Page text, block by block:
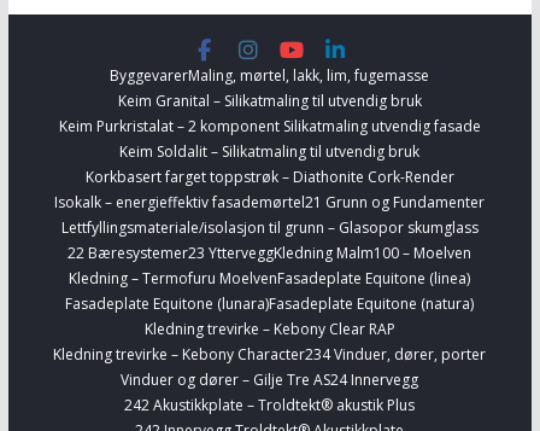
ByggevarerMaling, mørtel, lakk, lim, fugemasse
Keim Granital – Silikatmaling til utvendig bruk
Keim Purkristalat – 2 komponent Silikatmaling utvendig fasade
Keim Soldalit – Silikatmaling til utvendig bruk
Korkbasert farget toppstrøk – Diathonite Cork-Render
Isokalk – energieffektiv fasademørtel21 Grunn og Fundamenter
Lettfyllingsmateriale/isolasjon til grunn – Glasopor skumglass
22 Bæresystemer23 YtterveggKledning Malm100 – Moelven
Kledning – Termofuru MoelvenFasadeplate Equitone (linea)
Fasadeplate Equitone (lunara)Fasadeplate Equitone (natura)
Kledning trevirke – Kebony Clear RAP
Kledning trevirke – Kebony Character234 Vinduer, dører, porter
Vinduer og dører – Gilje Tre AS24 Innervegg
242 Akustikkplate – Troldtekt® akustik Plus